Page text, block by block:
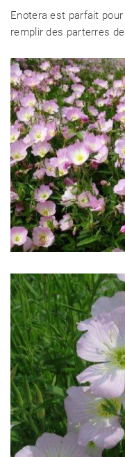
Enotera est parfait
remplir des parterres